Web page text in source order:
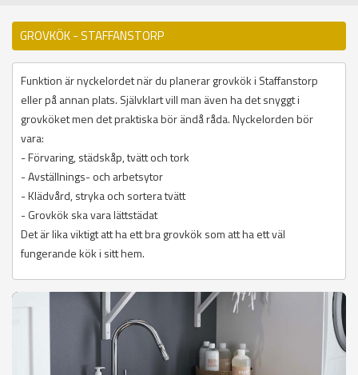
GROVKÖK - STAFFANSTORP
Funktion är nyckelordet när du planerar grovkök i Staffanstorp
eller på annan plats. Självklart vill man även ha det snyggt i
grovköket men det praktiska bör ändå råda. Nyckelorden bör
vara:
- Förvaring, städskåp, tvätt och tork
- Avställnings- och arbetsytor
- Klädvård, stryka och sortera tvätt
- Grovkök ska vara lättstädat
Det är lika viktigt att ha ett bra grovkök som att ha ett väl
fungerande kök i sitt hem.